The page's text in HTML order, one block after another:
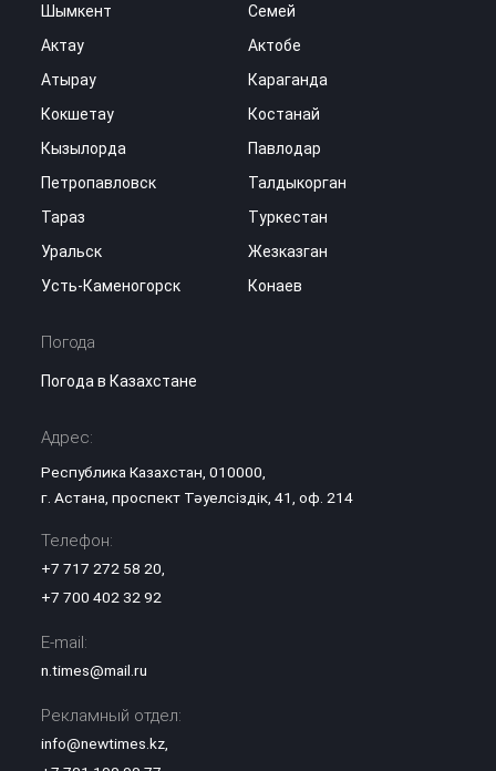
Шымкент
Семей
Актау
Актобе
Атырау
Караганда
Кокшетау
Костанай
Кызылорда
Павлодар
Петропавловск
Талдыкорган
Тараз
Туркестан
Уральск
Жезказган
Усть-Каменогорск
Конаев
Погода
Погода в Казахстане
Адрес:
Республика Казахстан, 010000,
г. Астана, проспект Тәуелсіздік, 41, оф. 214
Телефон:
+7 717 272 58 20
+7 700 402 32 92
E-mail:
n.times@mail.ru
Рекламный отдел:
info@newtimes.kz,